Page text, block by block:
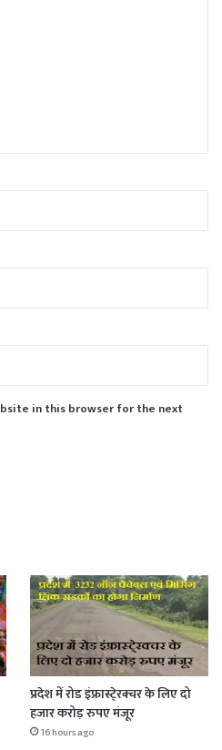
in this browser for the next
प्रदेश में रोड इंफ्रास्टे्रक्चर के लिए दो
हजार करोड़ रुपए मंजूर
16 hours ago